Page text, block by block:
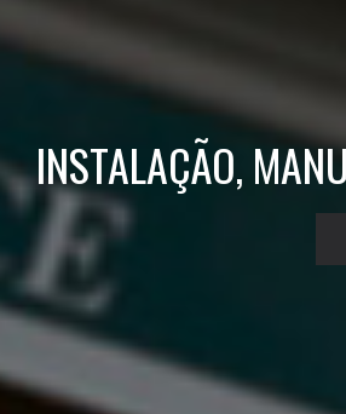
INSTALAÇÃO,